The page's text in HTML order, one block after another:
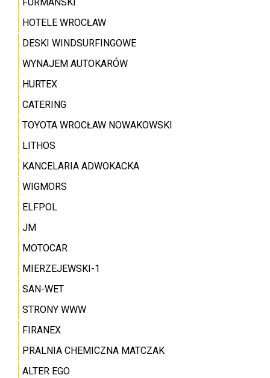
HOTELE WROCŁAW
DESKI WINDSURFINGOWE
WYNAJEM AUTOKARÓW
HURTEX
CATERING
TOYOTA WROCŁAW NOWAKOWSKI
LITHOS
KANCELARIA ADWOKACKA
WIGMORS
ELFPOL
JM
MOTOCAR
MIERZEJEWSKI-1
SAN-WET
STRONY WWW
FIRANEX
PRALNIA CHEMICZNA MATCZAK
ALTER EGO